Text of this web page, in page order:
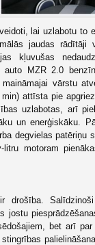
lai uzlabotu to
jaudas rādītāji
kļuvušas
MZR 2.0
vārstu
attīsta pie
uzlabotas, arī
un enerģiskāku.
degvielas patēriņu
motoram
drošība.
jostu
bet arī par